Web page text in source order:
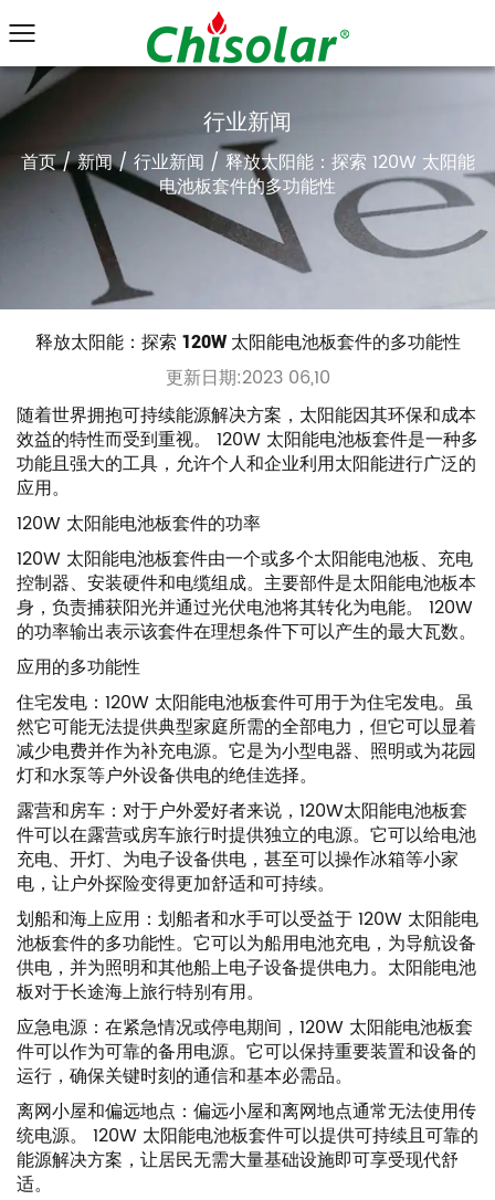
行业新闻
首页/新闻/ 行业新闻 / 释放太阳能：探索 120W 太阳能
电池板套件的多功能性
释放太阳能：探索 120W 太阳能电池板套件的多功能性
更新日期:2023 06,10
随着世界拥抱可持续能源解决方案，太阳能因其环保和成本
效益的特性而受到重视。 120W 太阳能电池板套件是一种多
功能且强大的工具，允许个人和企业利用太阳能进行广泛的
应用。
120W 太阳能电池板套件的功率
120W 太阳能电池板套件由一个或多个太阳能电池板、充电
控制器、安装硬件和电缆组成。主要部件是太阳能电池板本
身，负责捕获阳光并通过光伏电池将其转化为电能。 120W
的功率输出表示该套件在理想条件下可以产生的最大瓦数。
应用的多功能性
住宅发电：120W 太阳能电池板套件可用于为住宅发电。虽
然它可能无法提供典型家庭所需的全部电力，但它可以显着
减少电费并作为补充电源。它是为小型电器、照明或为花园
灯和水泵等户外设备供电的绝佳选择。
露营和房车：对于户外爱好者来说，120W​​太阳能电池板套
件可以在露营或房车旅行时提供独立的电源。它可以给电池
充电、开灯、为电子设备供电，甚至可以操作冰箱等小家
电，让户外探险变得更加舒适和可持续。
划船和海上应用：划船者和水手可以受益于 120W 太阳能电
池板套件的多功能性。它可以为船用电池充电，为导航设备
供电，并为照明和其他船上电子设备提供电力。太阳能电池
板对于长途海上旅行特别有用。
应急电源：在紧急情况或停电期间，120W​​ 太阳能电池板套
件可以作为可靠的备用电源。它可以保持重要装置和设备的
运行，确保关键时刻的通信和基本必需品。
离网小屋和偏远地点：偏远小屋和离网地点通常无法使用传
统电源。 120W 太阳能电池板套件可以提供可持续且可靠的
能源解决方案，让居民无需大量基础设施即可享受现代舒
适。